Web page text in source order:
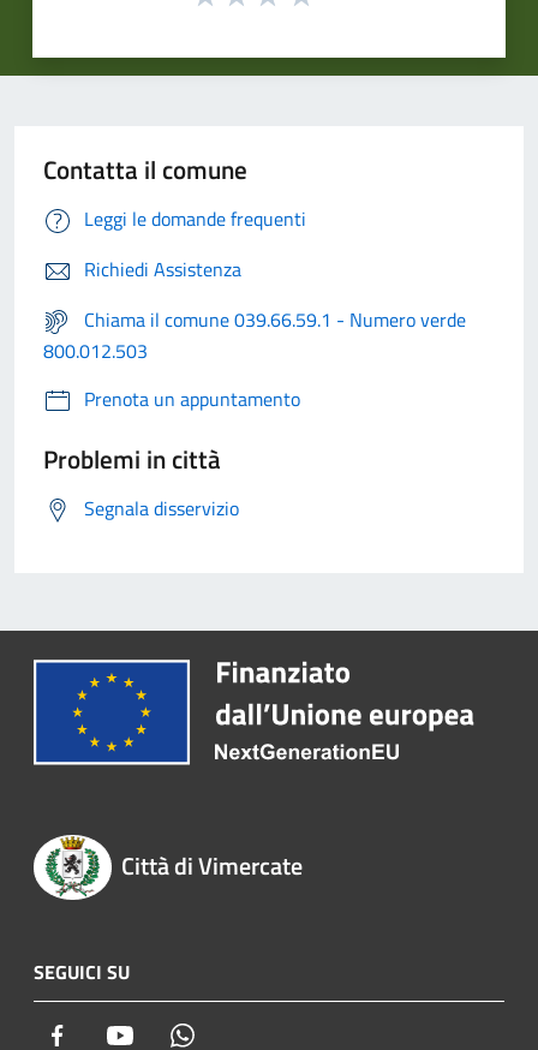
Contatta il comune
Leggi le domande frequenti
Richiedi Assistenza
Chiama il comune 039.66.59.1 - Numero verde
800.012.503
Prenota un appuntamento
Problemi in città
Segnala disservizio
Città di Vimercate
SEGUICI SU
Facebook Youtube